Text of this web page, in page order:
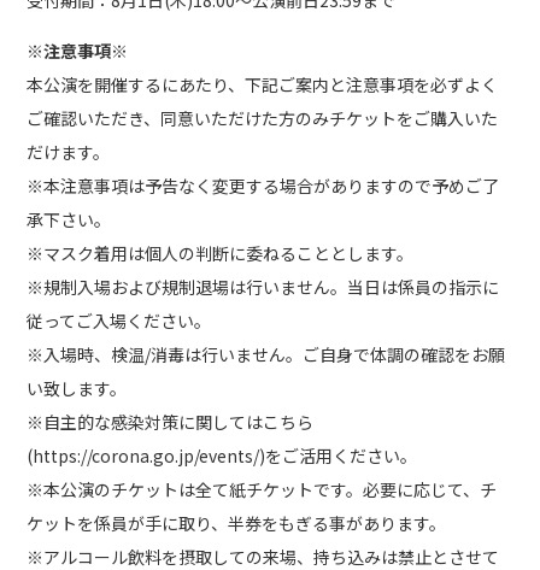
※注意事項※
本公演を開催するにあたり、下記ご案内と注意事項を必ずよく
ご確認いただき、同意いただけた方のみチケットをご購入いた
だけます。
※本注意事項は予告なく変更する場合がありますので予めご了
承下さい。
※マスク着用は個人の判断に委ねることとします。
※規制入場および規制退場は行いません。当日は係員の指示に
従ってご入場ください。
※入場時、検温/消毒は行いません。ご自身で体調の確認をお願
い致します。
※自主的な感染対策に関してはこちら
(https://corona.go.jp/events/)をご活用ください。
※本公演のチケットは全て紙チケットです。必要に応じて、チ
ケットを係員が手に取り、半券をもぎる事があります。
※アルコール飲料を摂取しての来場、持ち込みは禁止とさせて